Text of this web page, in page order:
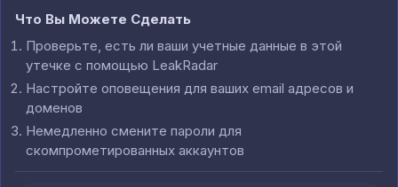
Что Вы Можете Сделать
Проверьте, есть ли ваши учетные данные в этой
утечке с помощью LeakRadar
Настройте оповещения для ваших email адресов и
доменов
Немедленно смените пароли для
скомпрометированных аккаунтов